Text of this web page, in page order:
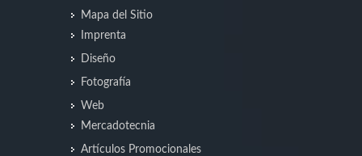
Mapa del Sitio
Imprenta
Diseño
Fotografía
Web
Mercadotecnia
Artículos Promocionales